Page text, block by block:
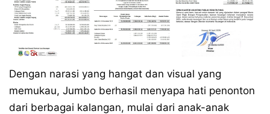
Dengan narasi yang hangat dan visual yang
memukau, Jumbo berhasil menyapa hati penonton
dari berbagai kalangan, mulai dari anak-anak